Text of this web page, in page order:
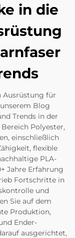
in die
Ausrüstung für
Blog
Trends in der
Polyester,
einschließlich
flexible
PLA-
Jahre Erfahrung
Fortschritte in
und
Sie auf dem
Produktion,
Ender-
ausgerichtet,